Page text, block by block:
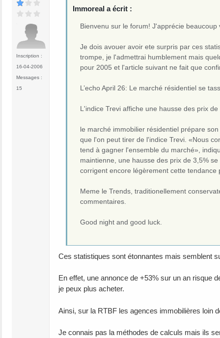
Inscription :
16-04-2006
Messages :
15
Immoreal a écrit :
Bienvenu sur le forum! J'apprécie
Je dois avouer avoir ete surpris par ces
trompe, je l'admettrai humblement mais
pour 2005 et l'article suivant ne fait que
L’echo April 26: Le marché résidentiel se
L'indice Trevi affiche une hausse des prix
le marché immobilier résidentiel prépare
que l'on peut tirer de l'indice Trevi. «Nous
tend à gagner l'ensemble du marché»,
maintienne, une hausse des prix de 3,5%
corrigent encore légèrement cette
Meme le Trends, traditionellement
commentaires.
Good night and good luck.
Ces statistiques sont étonnantes mais semblent
En effet, une annonce de +53% sur un an risque
je peux plus acheter.
Ainsi, sur la RTBF les agences immobilières loin
Je connais pas la méthodes de calculs mais ils